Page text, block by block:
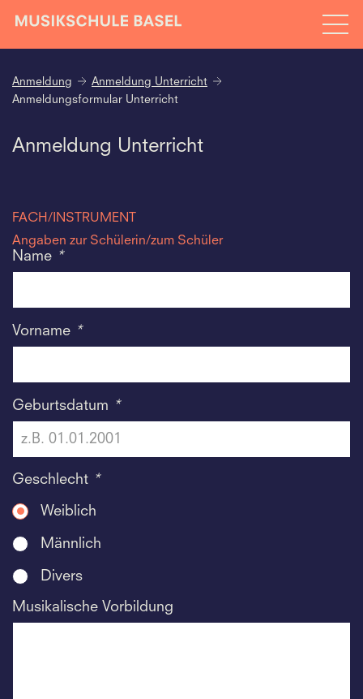
Anmeldung
Anmeldung Unterricht
Anmeldungsformular Unterricht
Anmeldung Unterricht
FACH/INSTRUMENT
Angaben zur Schülerin/zum Schüler
Name *
Vorname *
Geburtsdatum *
Geschlecht *
Weiblich
Männlich
Divers
Musikalische Vorbildung